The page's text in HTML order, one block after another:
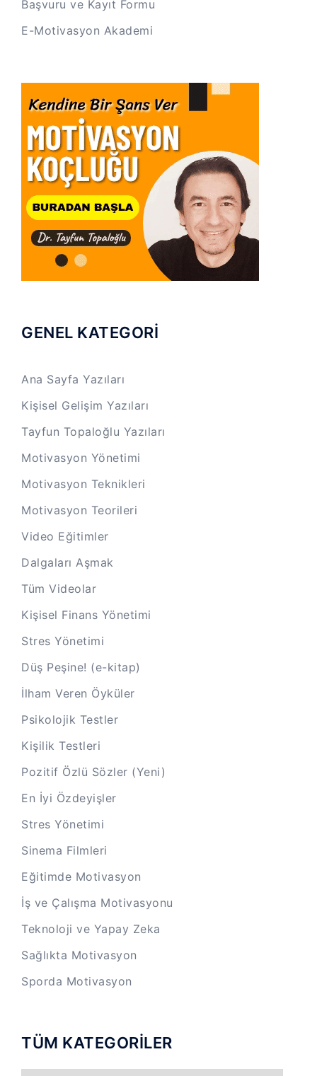
Başvuru ve Kayıt Formu
E-Motivasyon Akademi
GENEL KATEGORİ
Ana Sayfa Yazıları
Kişisel Gelişim Yazıları
Tayfun Topaloğlu Yazıları
Motivasyon Yönetimi
Motivasyon Teknikleri
Motivasyon Teorileri
Video Eğitimler
Dalgaları Aşmak
Tüm Videolar
Kişisel Finans Yönetimi
Stres Yönetimi
Düş Peşine! (e-kitap)
İlham Veren Öyküler
Psikolojik Testler
Kişilik Testleri
Pozitif Özlü Sözler (Yeni)
En İyi Özdeyişler
Stres Yönetimi
Sinema Filmleri
Eğitimde Motivasyon
İş ve Çalışma Motivasyonu
Teknoloji ve Yapay Zeka
Sağlıkta Motivasyon
Sporda Motivasyon
TÜM KATEGORİLER